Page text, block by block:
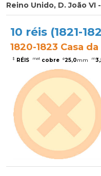
Reino Unido, D. João VI
10 réis (1821-
1820-1823 Casa
$ RÉIS mat cobre ø25,0mm m